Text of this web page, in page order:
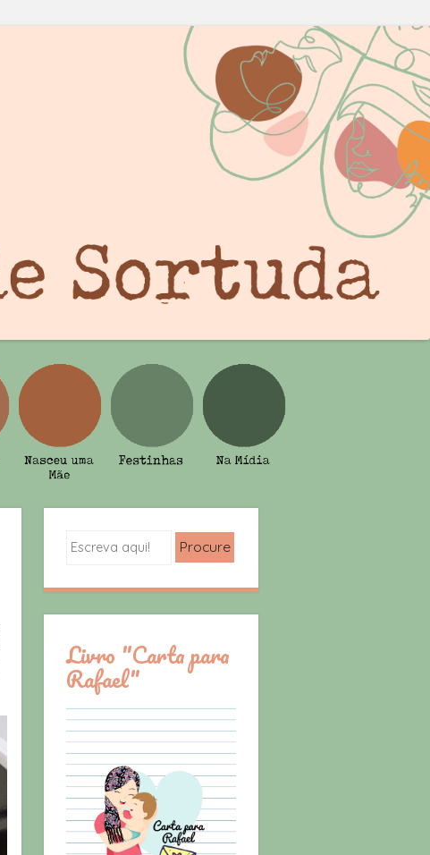
Search
Livro "Carta para
Rafael"